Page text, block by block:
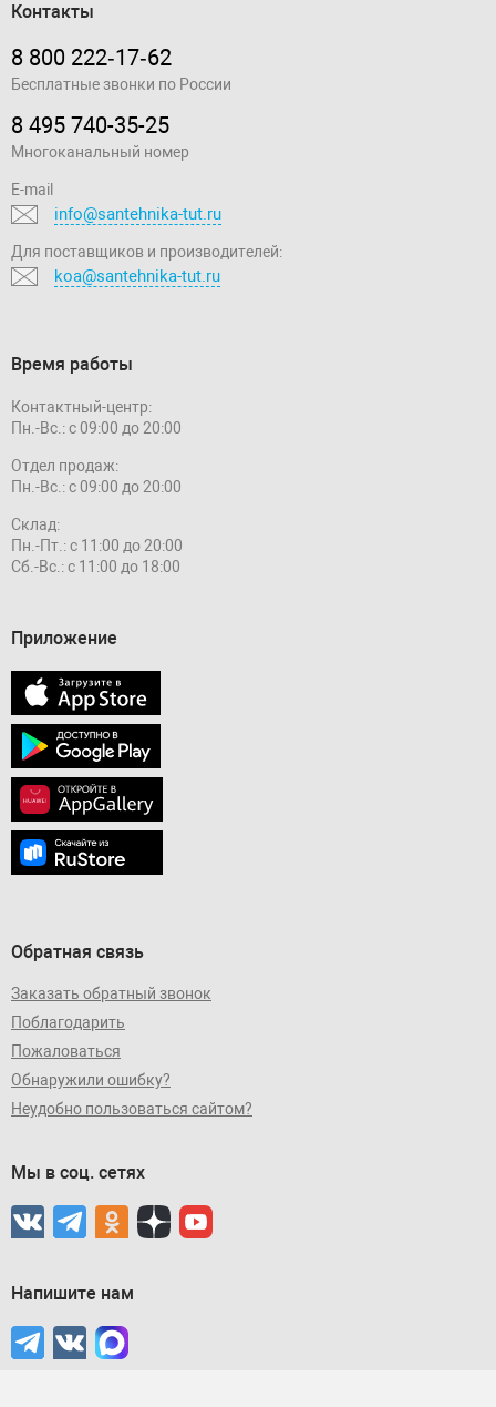
Контакты
8 800 222‑17‑62
Бесплатные звонки по России
8 495 740-35-25
Многоканальный номер
E-mail
info@santehnika-tut.ru
Для поставщиков и производителей:
koa@santehnika-tut.ru
Время работы
Контактный-центр:
Пн.-Вс.: с 09:00 до 20:00
Отдел продаж:
Пн.-Вс.: с 09:00 до 20:00
Склад:
Пн.-Пт.: с 11:00 до 20:00
Сб.-Вс.: с 11:00 до 18:00
Приложение
Обратная связь
Заказать обратный звонок
Поблагодарить
Пожаловаться
Обнаружили ошибку?
Неудобно пользоваться сайтом?
Мы в соц. сетях
Напишите нам